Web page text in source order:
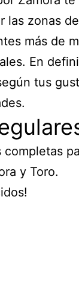
las zonas
más de
En
tus
completas
y Toro.